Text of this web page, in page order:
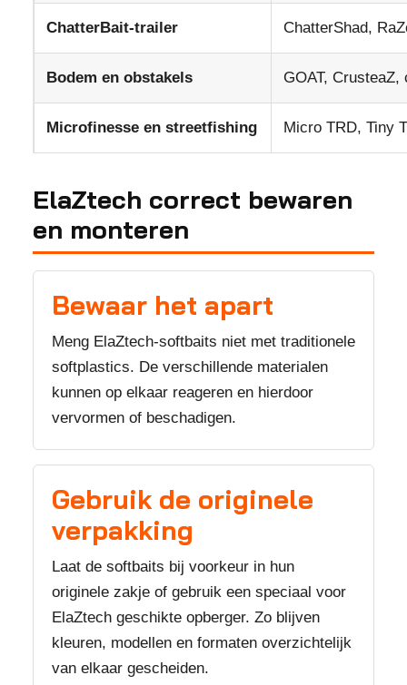
ChatterBait-trailer ChatterShad,
Bodem en obstakels GOAT,
Microfinesse en streetfishing Micro TRD, Tiny
ElaZtech correct bewaren
en monteren
Bewaar het apart
Meng ElaZtech-softbaits niet met traditionele
softplastics. De verschillende materialen
kunnen op elkaar reageren en hierdoor
vervormen of beschadigen.
Gebruik de originele
verpakking
Laat de softbaits bij voorkeur in hun
originele zakje of gebruik een speciaal voor
ElaZtech geschikte opberger. Zo blijven
kleuren, modellen en formaten overzichtelijk
van elkaar gescheiden.